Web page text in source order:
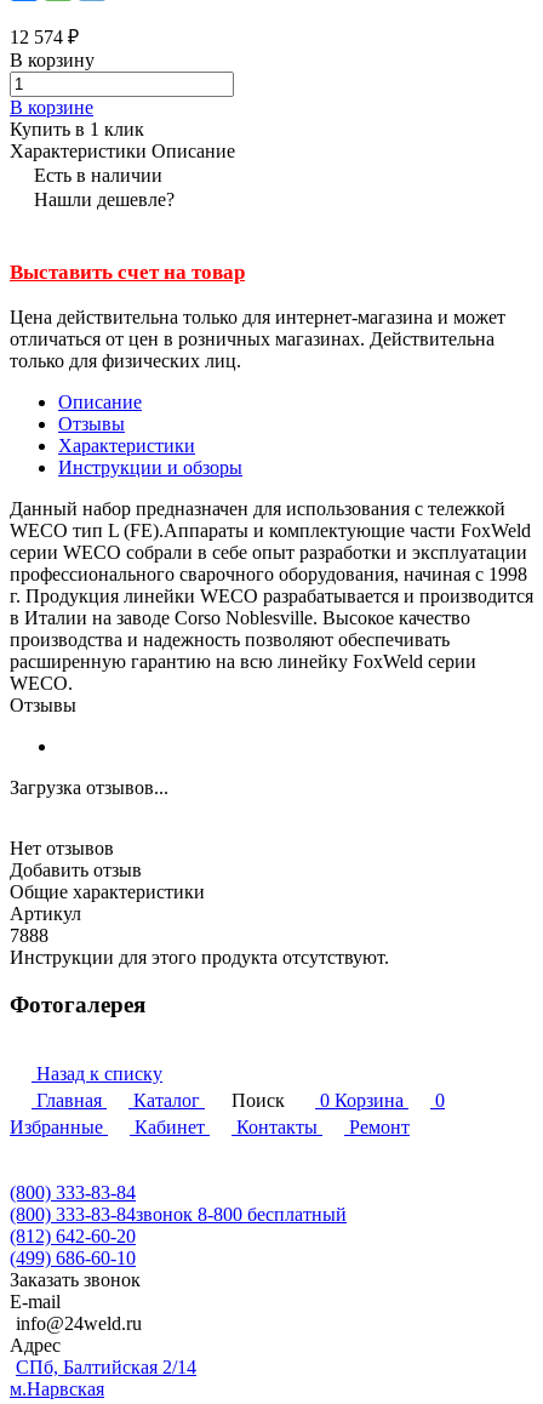
12 574 ₽
В корзину
В корзине
Купить в 1 клик
Характеристики Описание
Есть в наличии
Нашли дешевле?
Выставить счет на товар
Цена действительна только для интернет-магазина и может
отличаться от цен в розничных магазинах. Действительна
только для физических лиц.
Описание
Отзывы
Характеристики
Инструкции и обзоры
Данный набор предназначен для использования с тележкой
WECO тип L (FE).Аппараты и комплектующие части FoxWeld
серии WECO собрали в себе опыт разработки и эксплуатации
профессионального сварочного оборудования, начиная с 1998
г. Продукция линейки WECO разрабатывается и производится
в Италии на заводе Corso Noblesville. Высокое качество
производства и надежность позволяют обеспечивать
расширенную гарантию на всю линейку FoxWeld серии
WECO.
Отзывы
Загрузка отзывов...
Нет отзывов
Добавить отзыв
Общие характеристики
Артикул
7888
Инструкции для этого продукта отсутствуют.
Фотогалерея
Назад к списку
Главная
Каталог Поиск 0 Корзина
0
Избранные
Кабинет Контакты Ремонт
(800) 333-83-84
(800) 333-83-84звонок 8-800 бесплатный
(812) 642-60-20
(499) 686-60-10
Заказать звонок
E-mail
info@24weld.ru
Адрес
СПб, Балтийская 2/14
м.Нарвская